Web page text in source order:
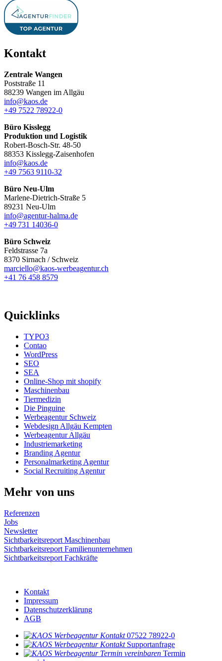
Kontakt
Zentrale Wangen
Poststraße 11
88239 Wangen im Allgäu
info@kaos.de
+49 7522 78922-0
Büro Kisslegg
Produktion und Logistik
Robert-Bosch-Str. 48-50
88353 Kisslegg-Zaisenhofen
info@kaos.de
+49 7563 9110-32
Büro Neu-Ulm
Marlene-Dietrich-Straße 5
89231 Neu-Ulm
info@agentur-halma.de
+49 731 14036-0
Büro Schweiz
Feldstrasse 7a
8370 Sirnach / Schweiz
marciello@kaos-werbeagentur.ch
+41 76 458 8579
Quicklinks
TYPO3
Contao
WordPress
SEO
SEA
Online-Shop mit shopify
Maschinenbau
Tiermedizin
Die Pinguine
Werbeagentur Schweiz
Webdesign Allgäu Kempten
Werbeagentur Allgäu
Industriemarketing
Branding Agentur
Personalmarketing Agentur
Social Recruiting Agentur
Mehr von uns
Referenzen
Jobs
Newsletter
Sichtbarkeitsreport Maschinenbau
Sichtbarkeitsreport Familienunternehmen
Sichtbarkeitsreport Fachkräfte
Kontakt
Impressum
Datenschutzerklärung
AGB
07522 78922-0
Supportanfrage
Termin